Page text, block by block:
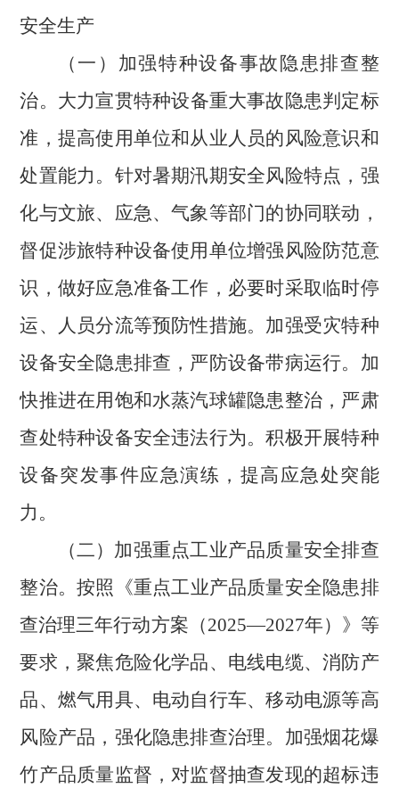
安全生产
（一）加强特种设备事故隐患排查整
治。 大力宣贯特种设备重大事故隐患判定标
准，提高使用单位和从业人员的风险意识和
处置能力。针对暑期汛期安全风险特点， 强
化与文旅、应急、气象等部门的协同联动，
督促涉旅特种设备使用单位增强风险防范意
识，做好应急准备工作，必要时采取临时停
运、人员分流等预防性措施。加强受灾特种
设备安全隐患排查，严防设备带病运行。 加
快推进在用饱和水蒸汽球罐隐患整治，严肃
查处特种设备安全违法行为。积极开展特种
设备突发事件应急演练，提高应急处突能
力。
（二）加强重点工业产品质量安全排查
整治。按照《重点工业产品质量安全隐患排
查治理三年行动方案（2025—2027年）》等
要求，聚焦危险化学品、电线电缆、消防产
品、燃气用具、电动自行车、移动电源等高
风险产品，强化隐患排查治理。 加强烟花爆
竹产品质量监督，对监督抽查发现的超标违